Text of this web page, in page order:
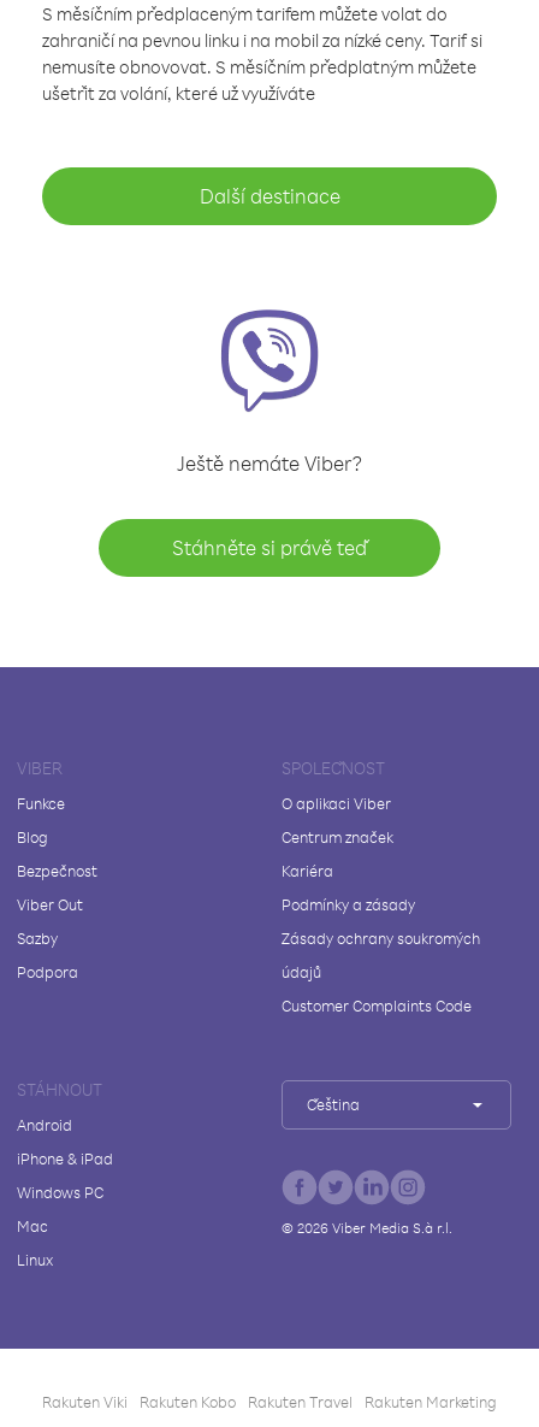
S měsíčním předplaceným tarifem můžete volat do
zahraničí na pevnou linku i na mobil za nízké ceny. Tarif si
nemusíte obnovovat. S měsíčním předplatným můžete
ušetřit za volání, které už využíváte
Další destinace
Ještě nemáte Viber?
Stáhněte si právě teď
VIBER
Funkce
Blog
Bezpečnost
Viber Out
Sazby
Podpora
SPOLEČNOST
O aplikaci Viber
Centrum značek
Kariéra
Podmínky a zásady
Zásady ochrany soukromých
údajů
Customer Complaints Code
STÁHNOUT
Android
iPhone & iPad
Windows PC
Mac
Linux
Čeština
© 2026Viber Media S.à r.l.
Rakuten Viki Rakuten Kobo Rakuten Travel Rakuten Marketing